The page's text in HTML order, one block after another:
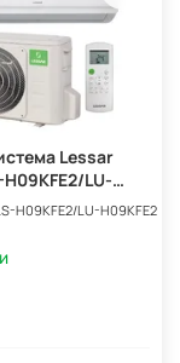
Lessar
LU-
H09KFE2/LU-H09KFE2